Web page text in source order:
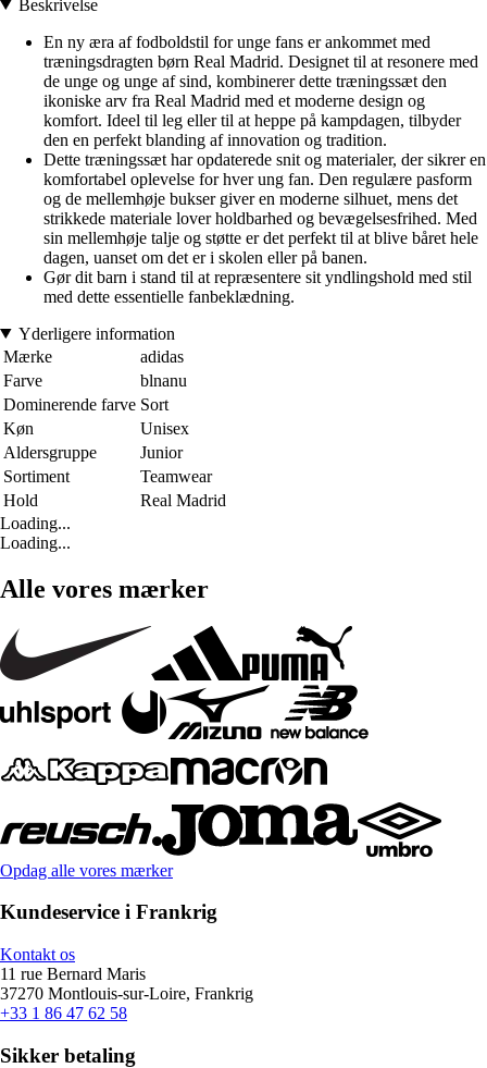
Beskrivelse
En ny æra af fodboldstil for unge fans er ankommet med
træningsdragten børn Real Madrid. Designet til at resonere med
de unge og unge af sind, kombinerer dette træningssæt den
ikoniske arv fra Real Madrid med et moderne design og
komfort. Ideel til leg eller til at heppe på kampdagen, tilbyder
den en perfekt blanding af innovation og tradition.
Dette træningssæt har opdaterede snit og materialer, der sikrer en
komfortabel oplevelse for hver ung fan. Den regulære pasform
og de mellemhøje bukser giver en moderne silhuet, mens det
strikkede materiale lover holdbarhed og bevægelsesfrihed. Med
sin mellemhøje talje og støtte er det perfekt til at blive båret hele
dagen, uanset om det er i skolen eller på banen.
Gør dit barn i stand til at repræsentere sit yndlingshold med stil
med dette essentielle fanbeklædning.
Yderligere information
Mærke
adidas
Farve
blnanu
Dominerende farve Sort
Køn
Unisex
Aldersgruppe
Junior
Sortiment
Teamwear
Hold
Real Madrid
Loading...
Loading...
Alle vores mærker
Opdag alle vores mærker
Kundeservice i Frankrig
Kontakt os
11 rue Bernard Maris
37270 Montlouis-sur-Loire, Frankrig
+33 1 86 47 62 58
Sikker betaling